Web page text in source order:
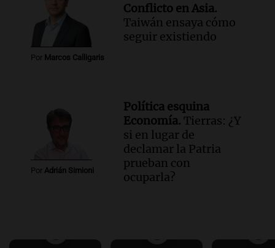
Por Marcos Calligaris
Conflicto en Asia.
Taiwán ensaya cómo
seguir existiendo
Por Adrián Simioni
Política esquina
Economía. Tierras: ¿Y
si en lugar de
declamar la Patria
prueban con
ocuparla?